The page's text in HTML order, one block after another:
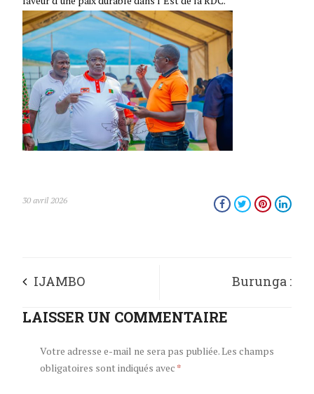
30 avril 2026
IJAMBO
NYENICUBAHIRO
Evariste
Burunga :
Abagumyabanga
barashigikiye
LAISSER UN COMMENTAIRE
Votre adresse e-mail ne sera pas publiée.Les champs
obligatoires sont indiqués avec *